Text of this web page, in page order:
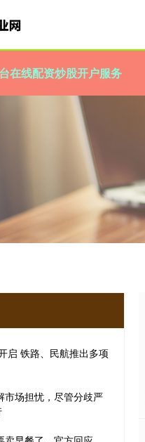
在线配资炒股开户服务
启 铁路、民航推出多项
市场担忧，尽管分歧严